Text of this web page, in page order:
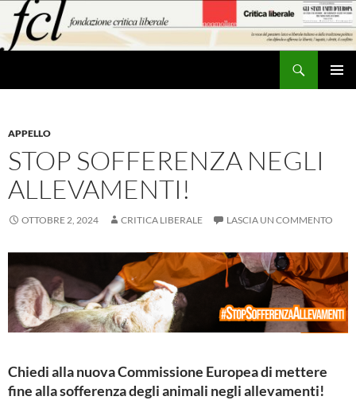
contenuto
APPELLO
STOP SOFFERENZA NEGLI
ALLEVAMENTI!
OTTOBRE 2, 2024 CRITICA LIBERALE LASCIA UN COMMENTO
Chiedi alla nuova Commissione Europea di mettere
fine alla sofferenza degli animali negli allevamenti!